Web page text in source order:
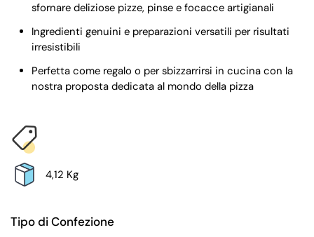
sfornare deliziose pizze, pinse e focacce artigianali
Ingredienti genuini e preparazioni versatili per risultati
irresistibili
Perfetta come regalo o per sbizzarrirsi in cucina con la
nostra proposta dedicata al mondo della pizza
4,12 Kg
Tipo di Confezione